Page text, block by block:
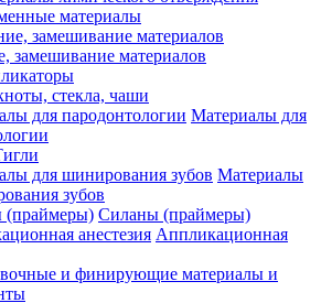
материалы
замешивание материалов
стекла, чаши
Материалы для
Материалы
зубов
Силаны (праймеры)
Аппликационная